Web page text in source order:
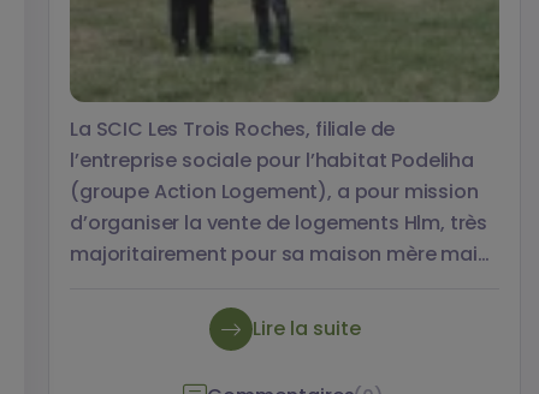
La SCIC Les Trois Roches, filiale de
l’entreprise sociale pour l’habitat Podeliha
(groupe Action Logement), a pour mission
d’organiser la vente de logements Hlm, très
majoritairement pour sa maison mère mais
du Maine-et-Loire. Son directeur général,
Gonzague Noyelle, évoque les attentes de la
coopérative Hlm dans le cadre de sa
Lire la suite